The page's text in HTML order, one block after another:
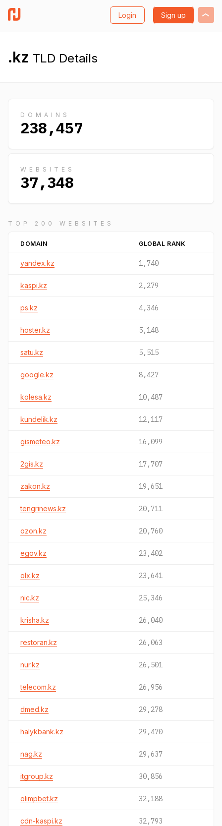
Login Sign up
.kz TLD Details
DOMAINS
238,457
WEBSITES
37,348
TOP 200 WEBSITES
DOMAIN GLOBAL RANK
yandex.kz 1,740
kaspi.kz 2,279
ps.kz 4,346
hoster.kz 5,148
satu.kz 5,515
google.kz 8,427
kolesa.kz 10,487
kundelik.kz 12,117
gismeteo.kz 16,099
2gis.kz 17,707
zakon.kz 19,651
tengrinews.kz 20,711
ozon.kz 20,760
egov.kz 23,402
olx.kz 23,641
nic.kz 25,346
krisha.kz 26,040
restoran.kz 26,063
nur.kz 26,501
telecom.kz 26,956
dmed.kz 29,278
halykbank.kz 29,470
nag.kz 29,637
itgroup.kz 30,856
olimpbet.kz 32,188
cdn-kaspi.kz 32,793